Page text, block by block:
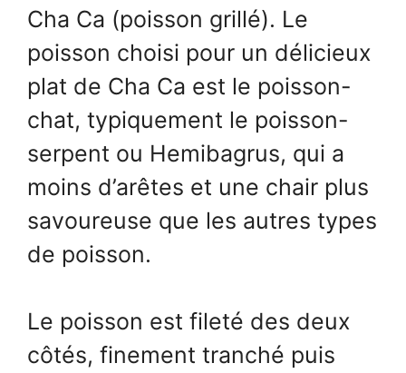
Cha Ca (poisson grillé). Le
poisson choisi pour un délicieux
plat de Cha Ca est le poisson-
chat, typiquement le poisson-
serpent ou Hemibagrus, qui a
moins d’arêtes et une chair plus
savoureuse que les autres types
de poisson.
Le poisson est fileté des deux
côtés, finement tranché puis